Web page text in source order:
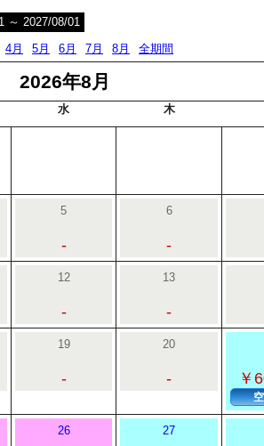
～ 2027/08/01
4月 5月 6月 7月 8月 全期間
2026年8月
水 木
5
-
6
-
12
-
13
-
19
-
20
- ￥
26 27